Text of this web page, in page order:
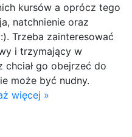
kursów a oprócz tego
natchnienie oraz
Trzeba zainteresować
i trzymający w
chciał go obejrzeć do
może być nudny.
więcej »